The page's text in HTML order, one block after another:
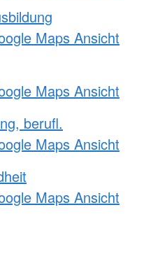
Maps Ansicht
Maps Ansicht
berufl.
Maps Ansicht
Maps Ansicht